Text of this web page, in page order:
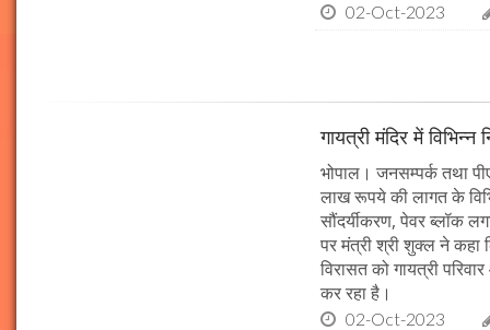
02-Oct-2023
गायत्री मंदिर में विभिन्न
भोपाल। जनसम्पर्क तथा
लाख रूपये की लागत के
सौंदर्यीकरण, पेवर ब्लॉक
पर मंत्री श्री शुक्ल ने कहा
विरासत को गायत्री
कर रहा है।
02-Oct-2023